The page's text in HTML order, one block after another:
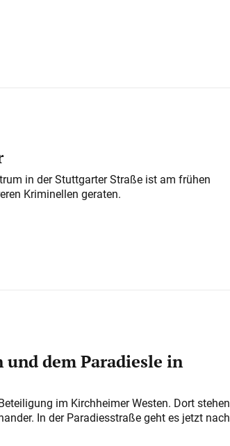
in der Stuttgarter Straße ist am frühen
Kriminellen geraten.
und dem Paradiesle in
im Kirchheimer Westen. Dort stehen
In der Paradiesstraße geht es jetzt nach